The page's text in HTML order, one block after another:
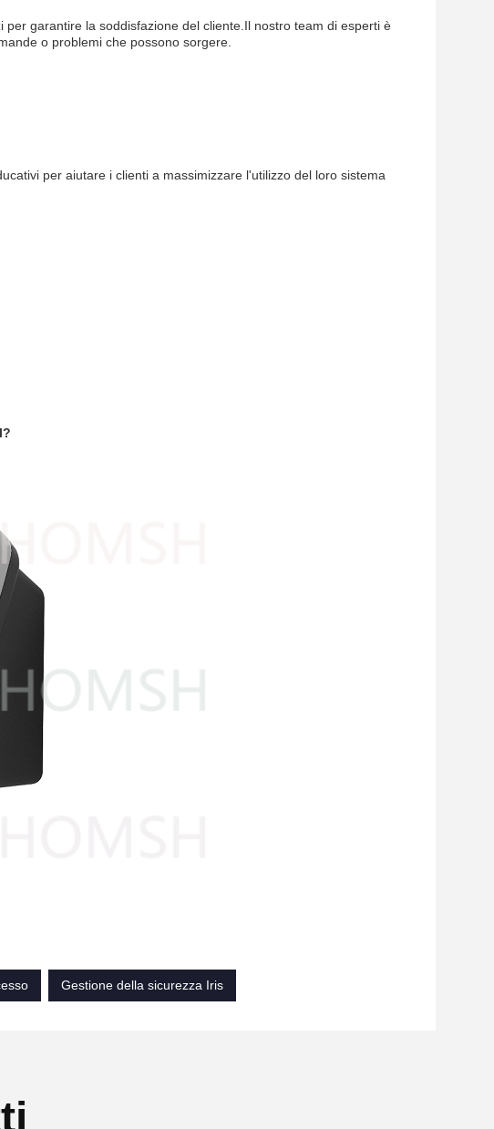
garantire la soddisfazione del cliente.Il nostro team di esperti è
o problemi che possono sorgere.
per aiutare i clienti a massimizzare l'utilizzo del loro sistema
Gestione della sicurezza Iris